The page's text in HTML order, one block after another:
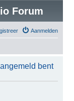
Forum
Aanmelden
bent